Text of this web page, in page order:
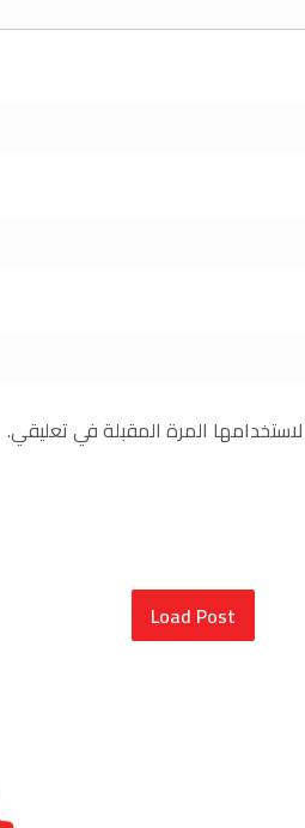
المرة المقبلة في تعليقي.
Load Post